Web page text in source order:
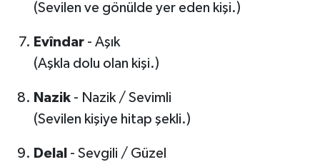
(Sevilen ve gönülde yer eden kişi.)
Evîndar- Aşık
(Aşkla dolu olan kişi.)
Nazik- Nazik / Sevimli
(Sevilen kişiye hitap şekli.)
Delal - Sevgili / Güzel